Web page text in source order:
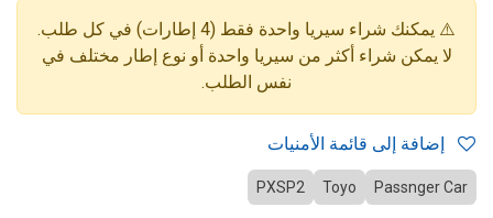
⚠️ يمكنك شراء سيريا واحدة فقط (4 إطارات) في كل طلب.
لا يمكن شراء أكثر من سيريا واحدة أو نوع إطار مختلف في
نفس الطلب.
Passnger Car
Toyo
PXSP2